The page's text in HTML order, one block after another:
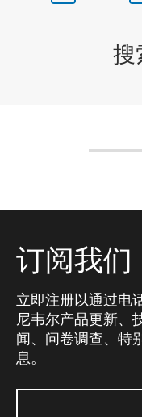
搜
订阅我们
立即注册以通过电
尼韦尔产品更新、
闻、问卷调查、特
息。